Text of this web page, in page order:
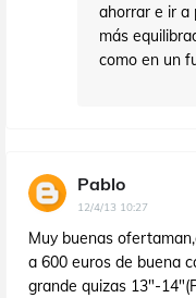
ahorrar e ir a
más
como en un
Pablo
12/4/13 10:27
Muy buenas
a 600 euros de buena
grande quizas 13"-